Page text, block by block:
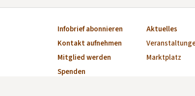
Infobrief abonnieren
Kontakt aufnehmen
Mitglied werden
Spenden
Aktuelles
Marktplatz